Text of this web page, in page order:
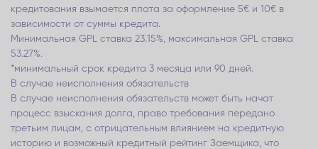
кредитования взымается плата за оформление 5€ и 10€ в
зависимости от суммы кредита.
Минимальная GPL ставка 23.15%, максимальная GPL ставка
53.27%.
*минимальный срок кредита 3 месяца или 90 дней.
В случае неисполнения обязательств
В случае неисполнения обязательств может быть начат
процесс взыскания долга, право требования передано
третьим лицам, с отрицательным влиянием на кредитную
историю и возможный кредитный рейтинг Заемщика, что